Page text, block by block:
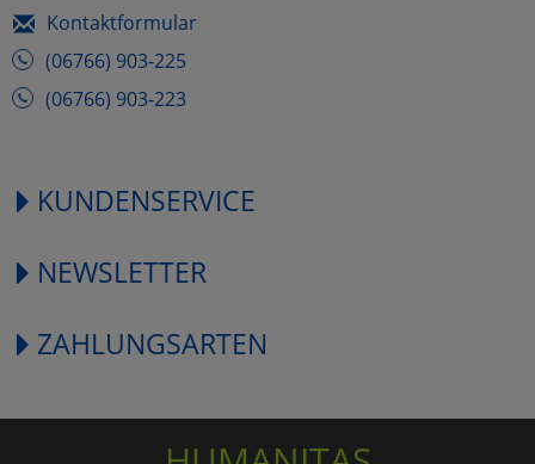
Kontaktformular
(06766) 903-225
(06766) 903-223
KUNDENSERVICE
NEWSLETTER
ZAHLUNGSARTEN